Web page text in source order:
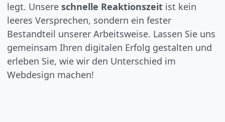
legt. Unsereschnelle Reaktionszeit ist kein
leeres Versprechen, sondern ein fester
Bestandteil unserer Arbeitsweise. Lassen Sie uns
gemeinsam Ihren digitalen Erfolg gestalten und
erleben Sie, wie wir den Unterschied im
Webdesign machen!